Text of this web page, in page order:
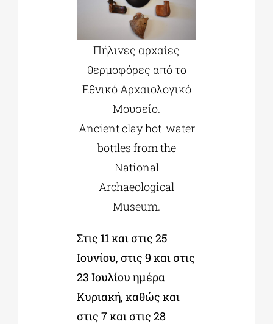
Πήλινες αρχαίες
θερμοφόρες από το
Εθνικό Αρχαιολογικό
Μουσείο.
Ancient clay hot-water
bottles from the
National
Archaeological
Museum.
Στις 11 και στις 25
Ιουνίου, στις 9 και στις
23 Ιουλίου ημέρα
Κυριακή, καθώς και
στις 7 και στις 28